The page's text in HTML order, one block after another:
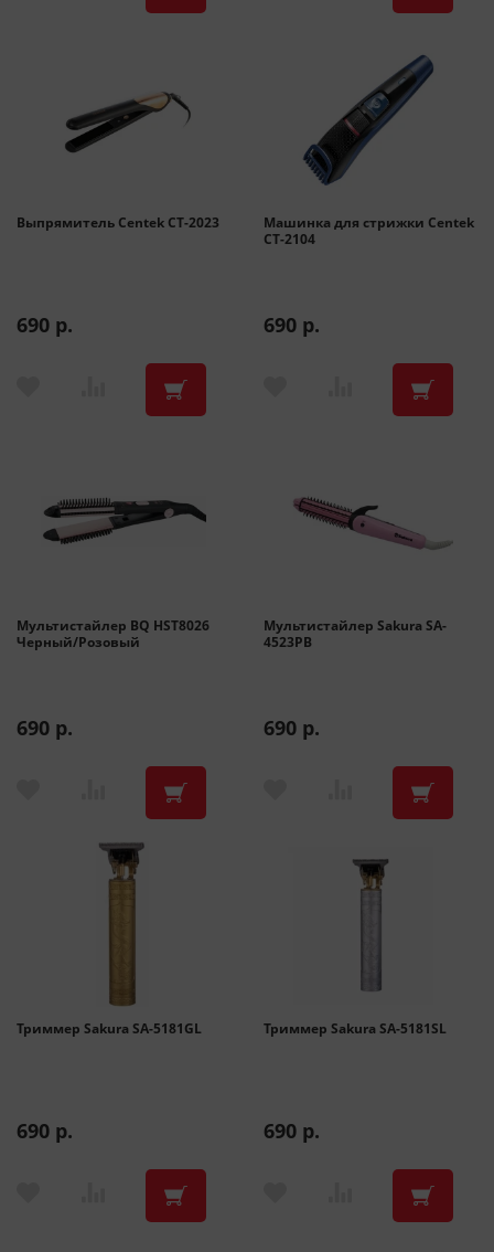
Выпрямитель Centek CT-2023
690 р.
Машинка для стрижки Centek
CT-2104
690 р.
Мультистайлер BQ HST8026
Черный/Розовый
690 р.
Мультистайлер Sakura SA-
4523PB
690 р.
Триммер Sakura SA-5181GL
690 р.
Триммер Sakura SA-5181SL
690 р.